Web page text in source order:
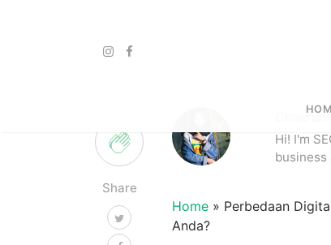
Share
Hi! I'm
Home » Perbedaan
Anda?